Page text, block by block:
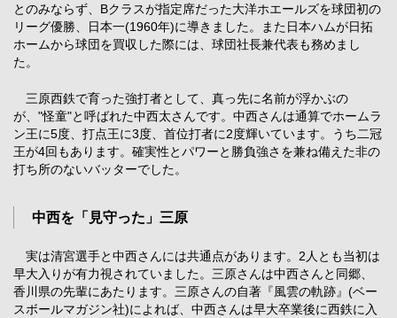
とのみならず、Bクラスが指定席だった大洋ホエールズを球団初の
リーグ優勝、日本一(1960年)に導きました。また日本ハムが日拓
ホームから球団を買収した際には、球団社長兼代表も務めまし
た。
三原西鉄で育った強打者として、真っ先に名前が浮かぶの
が、"怪童"と呼ばれた中西太さんです。中西さんは通算でホームラ
ン王に5度、打点王に3度、首位打者に2度輝いています。うち二冠
王が4回もあります。確実性とパワーと勝負強さを兼ね備えた非の
打ち所のないバッターでした。
中西を「見守った」三原
実は清宮選手と中西さんには共通点があります。2人とも当初は
早大入りが有力視されていました。三原さんは中西さんと同郷、
香川県の先輩にあたります。三原さんの自著『風雲の軌跡』(ベー
スボールマガジン社)によれば、中西さんは早大卒業後に西鉄に入